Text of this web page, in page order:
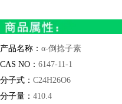
产品名称： α-倒捻子素
CAS NO ： 6147-11-1
分子式： C24H26O6
分子量： 410.4